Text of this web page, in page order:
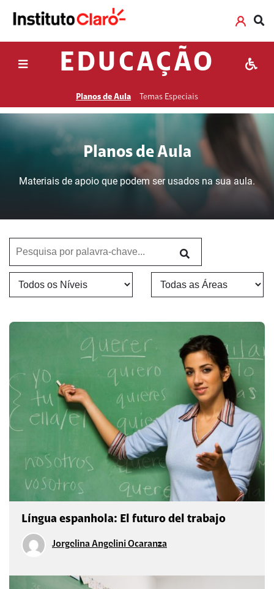
EDUCAÇÃO
Planos de Aula Temas Especiais
Planos de Aula
Materiais de apoio que podem ser usados na sua aula.
Língua espanhola: El futuro del trabajo
Jorgelina Angelini Ocaranza